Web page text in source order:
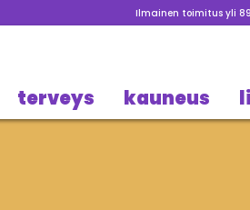
Ilmainen toimitus yli
terveys kauneus